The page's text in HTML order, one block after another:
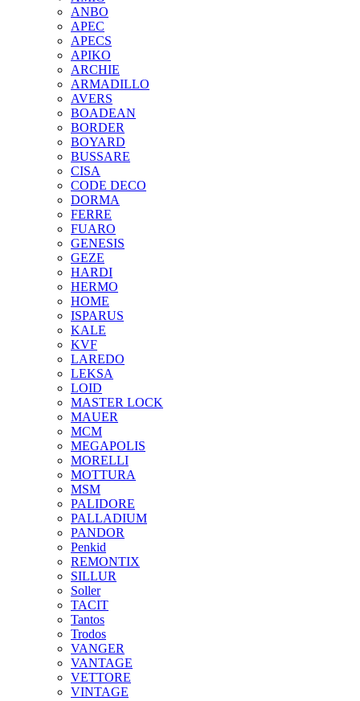
ANBO
APEC
APECS
APIKO
ARCHIE
ARMADILLO
AVERS
BOADEAN
BORDER
BOYARD
BUSSARE
CISA
CODE DECO
DORMA
FERRE
FUARO
GENESIS
GEZE
HARDI
HERMO
HOMЕ
ISPARUS
KALE
KVF
LAREDO
LEKSA
LOID
MASTER LOCK
MAUER
MCM
MEGAPOLIS
MORELLI
MOTTURA
MSM
PALIDORE
PALLADIUM
PANDOR
Penkid
REMONTIX
SILLUR
Soller
TACIT
Tantos
Trodos
VANGER
VANTAGE
VETTORE
VINTAGE